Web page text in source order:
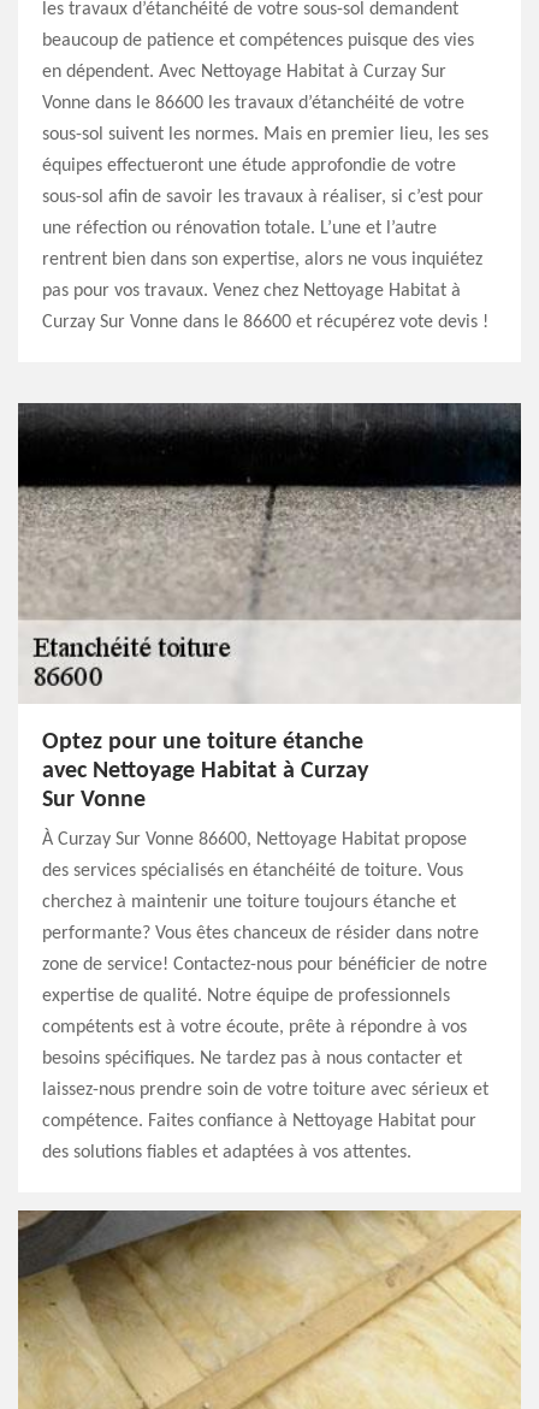
les travaux d’étanchéité de votre sous-sol demandent
beaucoup de patience et compétences puisque des vies
en dépendent. Avec Nettoyage Habitat à Curzay Sur
Vonne dans le 86600 les travaux d’étanchéité de votre
sous-sol suivent les normes. Mais en premier lieu, les ses
équipes effectueront une étude approfondie de votre
sous-sol afin de savoir les travaux à réaliser, si c’est pour
une réfection ou rénovation totale. L’une et l’autre
rentrent bien dans son expertise, alors ne vous inquiétez
pas pour vos travaux. Venez chez Nettoyage Habitat à
Curzay Sur Vonne dans le 86600 et récupérez vote devis !
Optez pour une toiture étanche
avec Nettoyage Habitat à Curzay
Sur Vonne
À Curzay Sur Vonne 86600, Nettoyage Habitat propose
des services spécialisés en étanchéité de toiture. Vous
cherchez à maintenir une toiture toujours étanche et
performante? Vous êtes chanceux de résider dans notre
zone de service! Contactez-nous pour bénéficier de notre
expertise de qualité. Notre équipe de professionnels
compétents est à votre écoute, prête à répondre à vos
besoins spécifiques. Ne tardez pas à nous contacter et
laissez-nous prendre soin de votre toiture avec sérieux et
compétence. Faites confiance à Nettoyage Habitat pour
des solutions fiables et adaptées à vos attentes.